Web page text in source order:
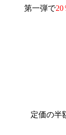
第一弾で20
定価の半